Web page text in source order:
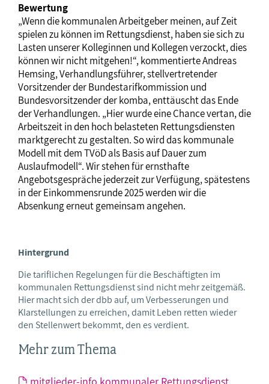
Bewertung
„Wenn die kommunalen Arbeitgeber meinen, auf Zeit
spielen zu können im Rettungsdienst, haben sie sich zu
Lasten unserer Kolleginnen und Kollegen verzockt, dies
können wir nicht mitgehen!“, kommentierte Andreas
Hemsing, Verhandlungsführer, stellvertretender
Vorsitzender der Bundestarifkommission und
Bundesvorsitzender der komba, enttäuscht das Ende
der Verhandlungen. „Hier wurde eine Chance vertan, die
Arbeitszeit in den hoch belasteten Rettungsdiensten
marktgerecht zu gestalten. So wird das kommunale
Modell mit dem TVöD als Basis auf Dauer zum
Auslaufmodell“. Wir stehen für ernsthafte
Angebotsgespräche jederzeit zur Verfügung, spätestens
in der Einkommensrunde 2025 werden wir die
Absenkung erneut gemeinsam angehen.
Hintergrund
Die tariflichen Regelungen für die Beschäftigten im
kommunalen Rettungsdienst sind nicht mehr zeitgemäß.
Hier macht sich der dbb auf, um Verbesserungen und
Klarstellungen zu erreichen, damit Leben retten wieder
den Stellenwert bekommt, den es verdient.
Mehr zum Thema